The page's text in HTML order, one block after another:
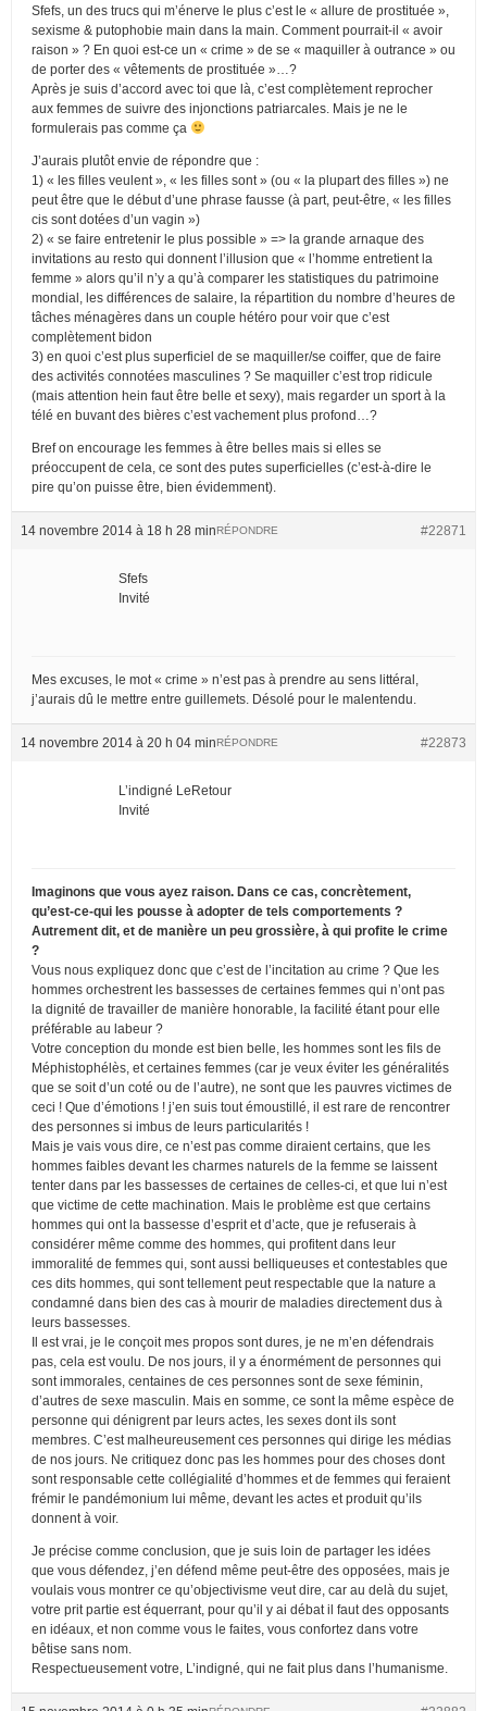
Sfefs, un des trucs qui m’énerve le plus c’est le « allure de prostituée »,
sexisme & putophobie main dans la main. Comment pourrait-il « avoir
raison » ? En quoi est-ce un « crime » de se « maquiller à outrance » ou
de porter des « vêtements de prostituée »…?
Après je suis d’accord avec toi que là, c’est complètement reprocher
aux femmes de suivre des injonctions patriarcales. Mais je ne le
formulerais pas comme ça
J’aurais plutôt envie de répondre que :
1) « les filles veulent », « les filles sont » (ou « la plupart des filles ») ne
peut être que le début d’une phrase fausse (à part, peut-être, « les filles
cis sont dotées d’un vagin »)
2) « se faire entretenir le plus possible » => la grande arnaque des
invitations au resto qui donnent l’illusion que « l’homme entretient la
femme » alors qu’il n’y a qu’à comparer les statistiques du patrimoine
mondial, les différences de salaire, la répartition du nombre d’heures de
tâches ménagères dans un couple hétéro pour voir que c’est
complètement bidon
3) en quoi c’est plus superficiel de se maquiller/se coiffer, que de faire
des activités connotées masculines ? Se maquiller c’est trop ridicule
(mais attention hein faut être belle et sexy), mais regarder un sport à la
télé en buvant des bières c’est vachement plus profond…?
Bref on encourage les femmes à être belles mais si elles se
préoccupent de cela, ce sont des putes superficielles (c’est-à-dire le
pire qu’on puisse être, bien évidemment).
14 novembre 2014 à 18 h 28 min #22871
RÉPONDRE
Sfefs
Invité
Mes excuses, le mot « crime » n’est pas à prendre au sens littéral,
j’aurais dû le mettre entre guillemets. Désolé pour le malentendu.
14 novembre 2014 à 20 h 04 min #22873
RÉPONDRE
L’indigné LeRetour
Invité
Imaginons que vous ayez raison. Dans ce cas, concrètement,
qu’est-ce-qui les pousse à adopter de tels comportements ?
Autrement dit, et de manière un peu grossière, à qui profite le crime
?
Vous nous expliquez donc que c’est de l’incitation au crime ? Que les
hommes orchestrent les bassesses de certaines femmes qui n’ont pas
la dignité de travailler de manière honorable, la facilité étant pour elle
préférable au labeur ?
Votre conception du monde est bien belle, les hommes sont les fils de
Méphistophélès, et certaines femmes (car je veux éviter les généralités
que se soit d’un coté ou de l’autre), ne sont que les pauvres victimes de
ceci ! Que d’émotions ! j’en suis tout émoustillé, il est rare de rencontrer
des personnes si imbus de leurs particularités !
Mais je vais vous dire, ce n’est pas comme diraient certains, que les
hommes faibles devant les charmes naturels de la femme se laissent
tenter dans par les bassesses de certaines de celles-ci, et que lui n’est
que victime de cette machination. Mais le problème est que certains
hommes qui ont la bassesse d’esprit et d’acte, que je refuserais à
considérer même comme des hommes, qui profitent dans leur
immoralité de femmes qui, sont aussi belliqueuses et contestables que
ces dits hommes, qui sont tellement peut respectable que la nature a
condamné dans bien des cas à mourir de maladies directement dus à
leurs bassesses.
Il est vrai, je le conçoit mes propos sont dures, je ne m’en défendrais
pas, cela est voulu. De nos jours, il y a énormément de personnes qui
sont immorales, centaines de ces personnes sont de sexe féminin,
d’autres de sexe masculin. Mais en somme, ce sont la même espèce de
personne qui dénigrent par leurs actes, les sexes dont ils sont
membres. C’est malheureusement ces personnes qui dirige les médias
de nos jours. Ne critiquez donc pas les hommes pour des choses dont
sont responsable cette collégialité d’hommes et de femmes qui feraient
frémir le pandémonium lui même, devant les actes et produit qu’ils
donnent à voir.
Je précise comme conclusion, que je suis loin de partager les idées
que vous défendez, j’en défend même peut-être des opposées, mais je
voulais vous montrer ce qu’objectivisme veut dire, car au delà du sujet,
votre prit partie est équerrant, pour qu’il y ai débat il faut des opposants
en idéaux, et non comme vous le faites, vous confortez dans votre
bêtise sans nom.
Respectueusement votre, L’indigné, qui ne fait plus dans l’humanisme.